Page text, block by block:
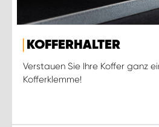
KOFFERHALTER
Verstauen Sie Ihre Koffer ganz
Kofferklemme!